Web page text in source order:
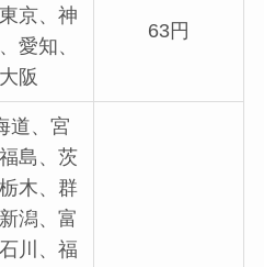
京、神
愛知、
大阪
63円
道、宮
島、茨
木、群
潟、富
川、福